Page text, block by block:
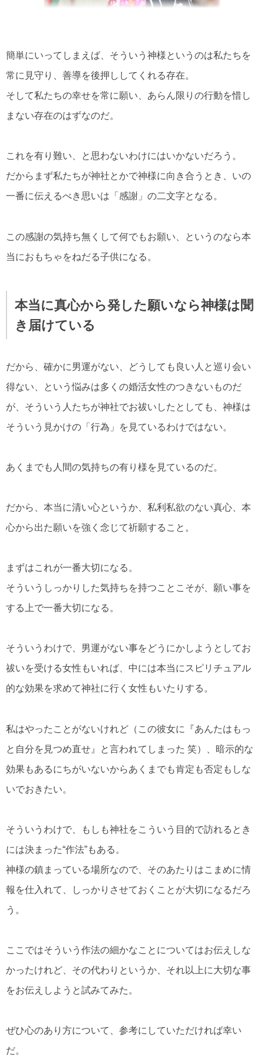
簡単にいってしまえば、そういう神様というのは私たちを
常に見守り、善導を後押ししてくれる存在。
そして私たちの幸せを常に願い、あらん限りの行動を惜し
まない存在のはずなのだ。
これを有り難い、と思わないわけにはいかないだろう。
だからまず私たちが神社とかで神様に向き合うとき、いの
一番に伝えるべき思いは「感謝」の二文字となる。
この感謝の気持ち無くして何でもお願い、というのなら本
当におもちゃをねだる子供になる。
本当に真心から発した願いなら神様は聞
き届けている
だから、確かに男運がない、どうしても良い人と巡り会い
得ない、という悩みは多くの婚活女性のつきないものだ
が、そういう人たちが神社でお祓いしたとしても、神様は
そういう見かけの「行為」を見ているわけではない。
あくまでも人間の気持ちの有り様を見ているのだ。
だから、本当に清い心というか、私利私欲のない真心、本
心から出た願いを強く念じて祈願すること。
まずはこれが一番大切になる。
そういうしっかりした気持ちを持つことこそが、願い事を
する上で一番大切になる。
そういうわけで、男運がない事をどうにかしようとしてお
祓いを受ける女性もいれば、中には本当にスピリチュアル
的な効果を求めて神社に行く女性もいたりする。
私はやったことがないけれど（この彼女に『あんたはもっ
と自分を見つめ直せ』と言われてしまった 笑）、暗示的な
効果もあるにちがいないからあくまでも肯定も否定もしな
いでおきたい。
そういうわけで、もしも神社をこういう目的で訪れるとき
には決まった“作法”もある。
神様の鎮まっている場所なので、そのあたりはこまめに情
報を仕入れて、しっかりさせておくことが大切になるだろ
う。
ここではそういう作法の細かなことについてはお伝えしな
かったけれど、その代わりというか、それ以上に大切な事
をお伝えしようと試みてみた。
ぜひ心のあり方について、参考にしていただければ幸い
だ。